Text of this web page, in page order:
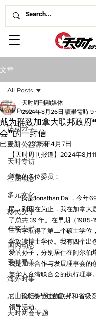
文章
All Posts
活动分享
天时公益讲座
天时专访
社团动态
多元文化
移民文学
名笔专栏
国内动态
天时寻美
海外时事
尼山论坛专题报道
天时两会专题
All Posts
戴为群致加拿大联邦政府
会”的一封信
天时周刊融媒体
2024年8月26日 讀畢需時 9
已更新：2025年4月7日
【天时周刊报道】2024年8月
尊敬的各位委员：
        我是Jonathan Dai，今年69岁，是加拿大公
民。到现在为止，我在加拿大
了总共 39 年。在早期（1985-
王大学取得了第二个硕士学位
学攻读博士学位。我有四个出
爱的孙子，分别居住在阿尔伯
我是加中合作与发展理事会的
美华人台湾联合会的执行理事。
我所参与过的联邦和省级竞
领导活动。